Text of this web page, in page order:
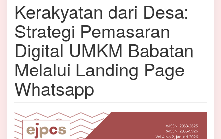
Kerakyatan dari Desa:
Strategi Pemasaran
Digital UMKM Babatan
Melalui Landing Page
Whatsapp
Bilah